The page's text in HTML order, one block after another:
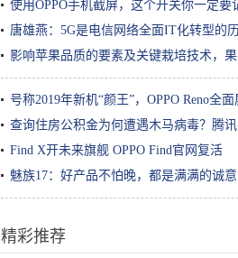
使用OPPO手机截屏，这个开关你一定要
唐雄燕：5G是电信网络全面IT化转型的
影响苹果品质的要素及关键栽培技术，
号称2019年新机“颜王”，OPPO Reno全
查询住房公积金为何遭遇木马病毒？腾
Find X开未来旗舰 OPPO Find官网复活
魅族17：好产品不怕晚，都是满满的诚意
精彩推荐